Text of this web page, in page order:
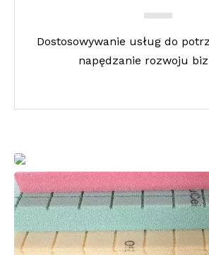
Dostosowywanie usług do
napędzanie rozwoju
Włókno o
wysokiej
wydajności